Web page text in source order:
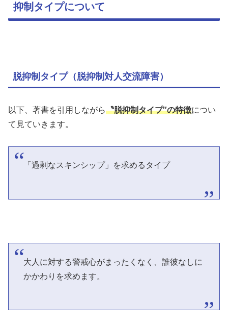
抑制タイプについて
脱抑制タイプ（脱抑制対人交流障害）
以下、著書を引用しながら〝脱抑制タイプ″の特徴につい
て見ていきます。
「過剰なスキンシップ」を求めるタイプ
大人に対する警戒心がまったくなく、誰彼なしに
かかわりを求めます。